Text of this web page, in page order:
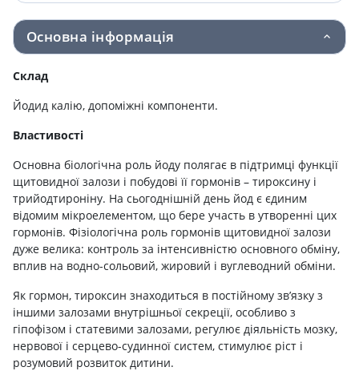
Основна інформація
Склад
Йодид калію, допоміжні компоненти.
Властивості
Основна біологічна роль йоду полягає в підтримці функції
щитовидної залози і побудові її гормонів – тироксину і
трийодтироніну. На сьогоднішній день йод є єдиним
відомим мікроелементом, що бере участь в утворенні цих
гормонів. Фізіологічна роль гормонів щитовидної залози
дуже велика: контроль за інтенсивністю основного обміну,
вплив на водно-сольовий, жировий і вуглеводний обміни.
Як гормон, тироксин знаходиться в постійному зв’язку з
іншими залозами внутрішньої секреції, особливо з
гіпофізом і статевими залозами, регулює діяльність мозку,
нервової і серцево-судинної систем, стимулює ріст і
розумовий розвиток дитини.